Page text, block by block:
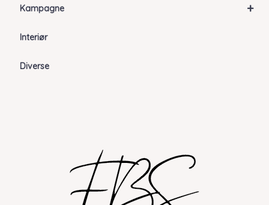
+
Kampagne
Interiør
Diverse